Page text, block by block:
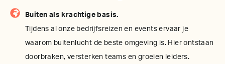
Buiten als krachtige basis.
Tijdens al onze bedrijfsreizen en events ervaar je
waarom buitenlucht de beste omgeving is. Hier ontstaan
doorbraken, versterken teams en groeien leiders.